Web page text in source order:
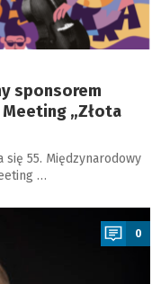
sponsorem
„Złota
się 55. Międzynarodowy
…
0